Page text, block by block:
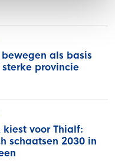
als basis
sterke provincie
kiest voor Thialf:
schaatsen 2030 in